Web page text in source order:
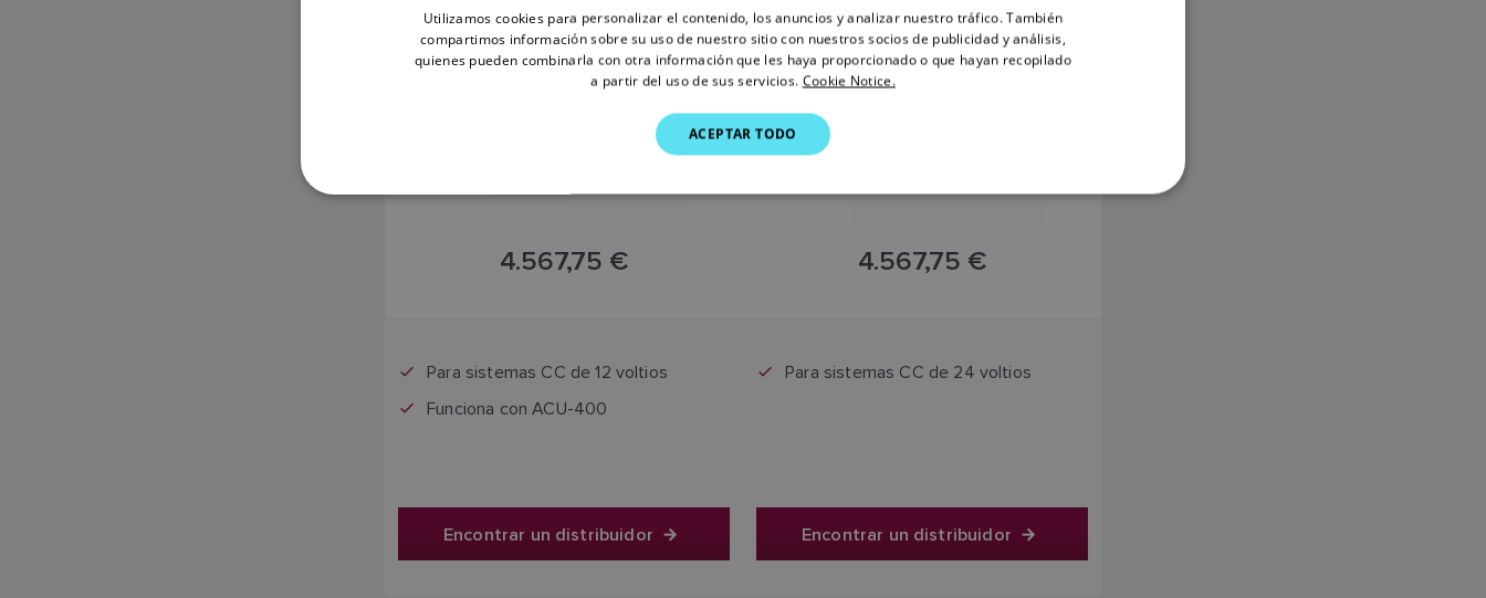
4.567,75 €
Para sistemas CC de 12 voltios
Funciona con ACU-400
Encontrar un distribuidor
4.567,75 €
Para sistemas CC de 24 voltios
Encontrar un distribuidor
Utilizamos cookies para personalizar el contenido, los anuncios y analizar nuestro tráfico. También
compartimos información sobre su uso de nuestro sitio con nuestros socios de publicidad y análisis,
quienes pueden combinarla con otra información que les haya proporcionado o que hayan recopilado
a partir del uso de sus servicios. Cookie Notice.
ACEPTAR TODO